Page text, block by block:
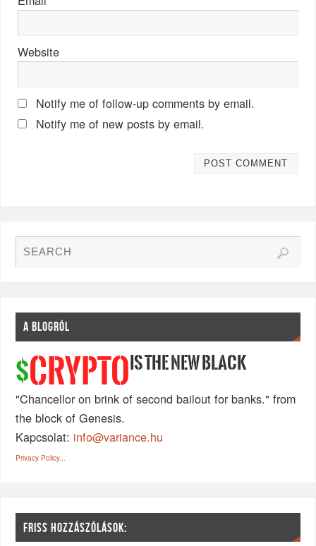
Website
Notify me of follow-up comments by email.
Notify me of new posts by email.
A BLOGRÓL
$CRYPTO IS THE NEW BLACK
"Chancellor on brink of second bailout for banks." from
the block of Genesis.
Kapcsolat: info@variance.hu
Privacy Policy...
FRISS HOZZÁSZÓLÁSOK: